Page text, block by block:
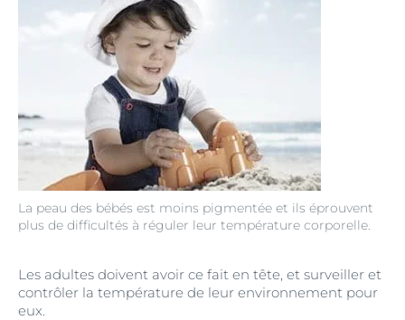
La peau des bébés est moins pigmentée et ils éprouvent
plus de difficultés à réguler leur température corporelle.
Les adultes doivent avoir ce fait en tête, et surveiller et
contrôler la température de leur environnement pour
eux.